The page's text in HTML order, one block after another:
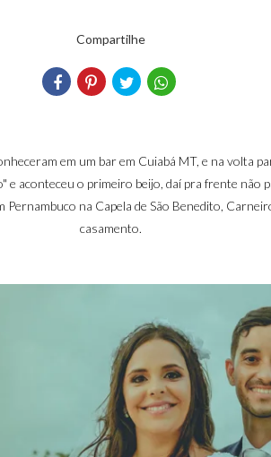
Compartilhe
em um bar em Cuiabá MT, e na volta
e aconteceu o primeiro beijo, daí pra frente não
Pernambuco na Capela de São Benedito,
casamento.